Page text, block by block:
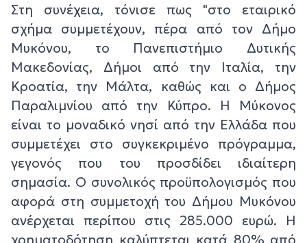
Στη συνέχεια, τόνισε πως "στο εταιρικό
σχήμα συμμετέχουν, πέρα από τον Δήμο
Μυκόνου, το Πανεπιστήμιο Δυτικής
Μακεδονίας, Δήμοι από την Ιταλία, την
Κροατία, την Μάλτα, καθώς και ο Δήμος
Παραλιμνίου από την Κύπρο. Η Μύκονος
είναι το μοναδικό νησί από την Ελλάδα που
συμμετέχει στο συγκεκριμένο πρόγραμμα,
γεγονός που του προσδίδει ιδιαίτερη
σημασία. Ο συνολικός προϋπολογισμός που
αφορά στη συμμετοχή του Δήμου Μυκόνου
ανέρχεται περίπου στις 285.000 ευρώ. Η
χρηματοδότηση καλύπτεται κατά 80% από